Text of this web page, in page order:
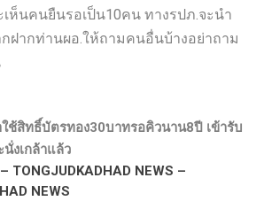
ห็นคนยืนรอเป็น10คน ทางรปภ.จะนำ
ฝากท่านผอ.ให้ถามคนอื่นบ้างอย่าถาม
ช้สิทธิ์บัตรทอง30บาทรอคิวนาน8ปี เข้ารับ
งเกล้าแล้ว
TONGJUDKADHAD NEWS –
NEWS